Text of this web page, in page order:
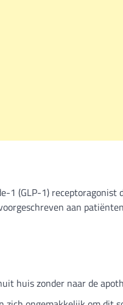
1 (GLP-1)
aan
huis zonder naar de